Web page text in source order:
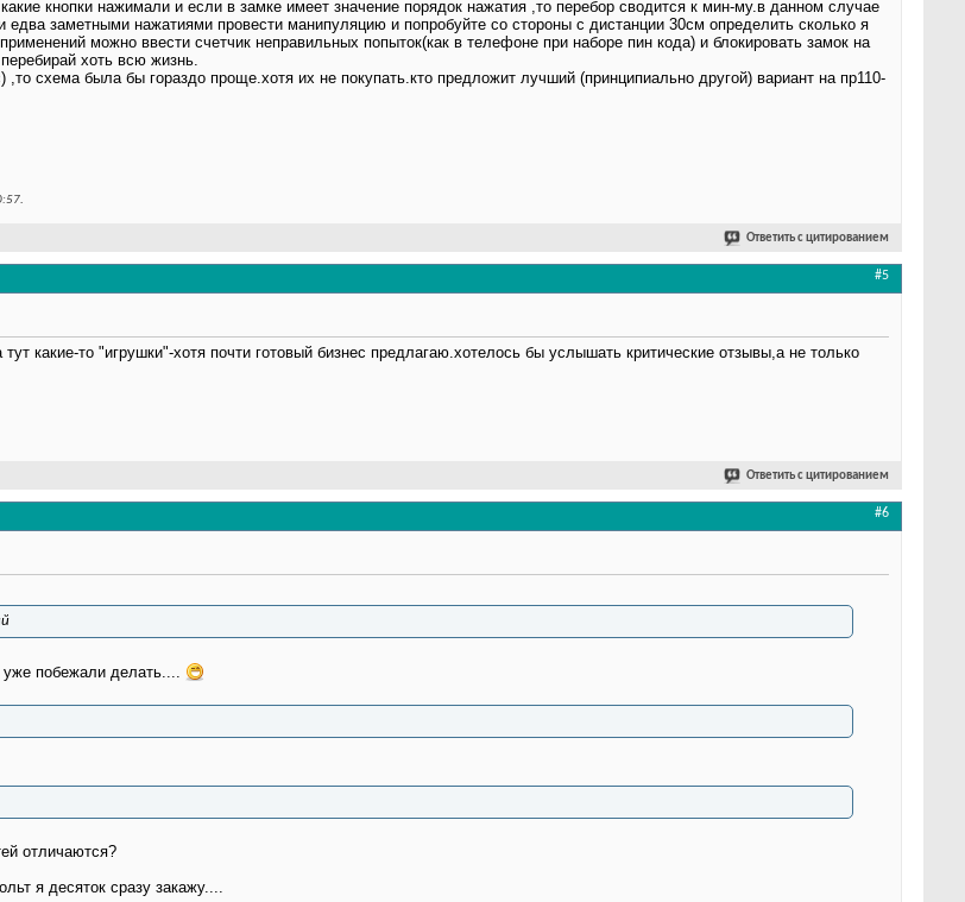
кнопки нажимали и если в замке имеет значение порядок нажатия ,то перебор сводится к мин-му.в данном случае
едва заметными нажатиями провести манипуляцию и попробуйте со стороны с дистанции 30см определить сколько я
можно ввести счетчик неправильных попыток(как в телефоне при наборе пин кода) и блокировать замок на
хоть всю жизнь.
схема была бы гораздо проще.хотя их не покупать.кто предложит лучший (принципиально другой) вариант на пр110-
.
Ответить с цитированием
#5
какие-то "игрушки"-хотя почти готовый бизнес предлагаю.хотелось бы услышать критические отзывы,а не только
Ответить с цитированием
#6
уже побежали делать....
отличаются?
я десяток сразу закажу....